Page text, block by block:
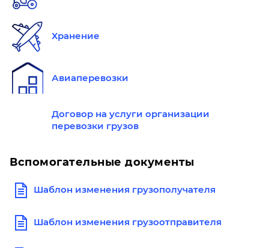
Хранение
Авиаперевозки
Договор на услуги организации
перевозки грузов
Вспомогательные документы
Шаблон изменения грузополучателя
Шаблон изменения грузоотправителя